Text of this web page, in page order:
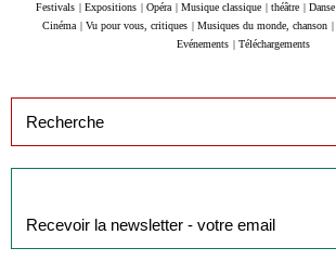
Festivals Expositions Opéra Musique classique théâtre Danse
Cinéma
Vu pour vous, critiques Musiques du monde, chanson
Evénements
Téléchargements